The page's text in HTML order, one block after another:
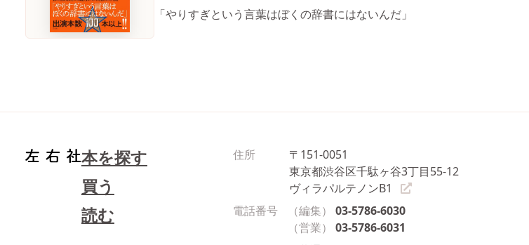
「やりすぎという言葉はぼくの辞書にはないんだ」
本を探す
買う
読む
住所
〒151-0051
東京都渋谷区千駄ヶ谷3丁目55-12
ヴィラパルテノンB1
電話番号
（編集）
03-5786-6030
（営業）
03-5786-6031